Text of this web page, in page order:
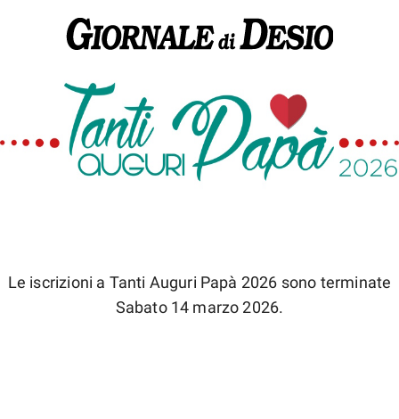
Le iscrizioni a Tanti Auguri Papà 2026 sono terminate
Sabato 14 marzo 2026.